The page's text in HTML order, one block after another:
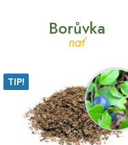
Borůvka
nať
TIP!